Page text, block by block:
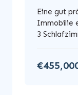
Eine gut
Immobilie
3